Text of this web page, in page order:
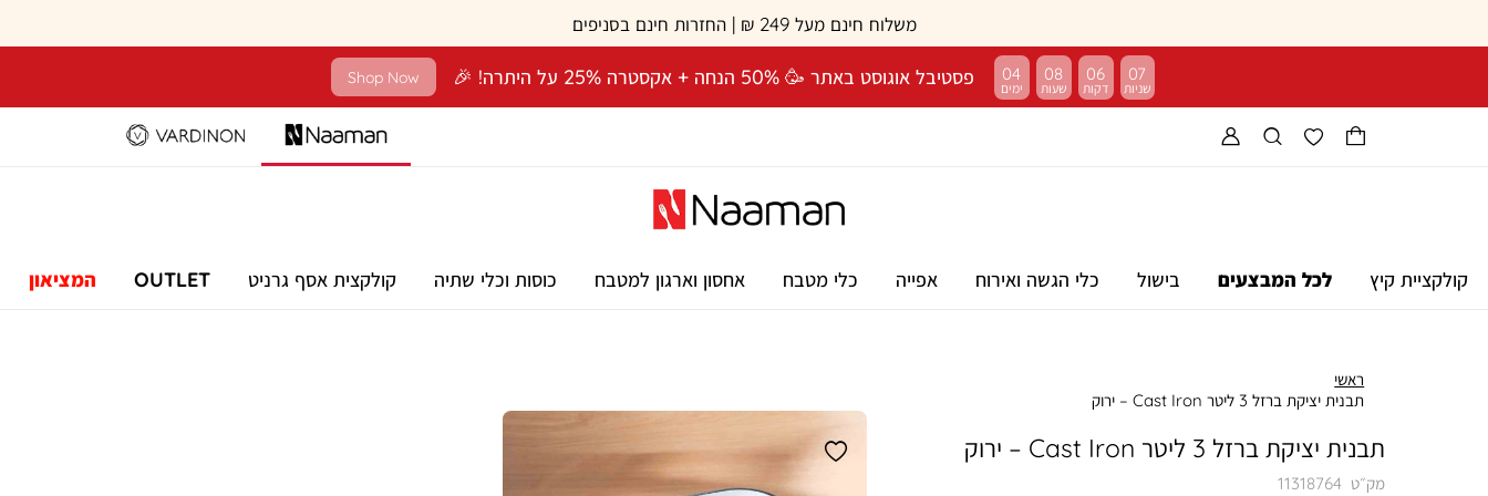
משלוח חינם מעל 249 ₪ | החזרות חינם בסניפים
פסטיבל אוגוסט באתר 🥳 50% הנחה + אקסטרה 25% על היתרה! 🎉 Shop Now 04 08 06 06
קולקציית קיץ לכל המבצעים בישול כלי הגשה ואירוח אפייה כלי מטבח אחסון וארגון למטבח כוסות וכלי שתיה קולקצית אסף גרניט OUTLET המציאון
ראשי
תבנית יציקת ברזל 3 ליטר Cast Iron – ירוק
תבנית יציקת ברזל 3 ליטר Cast Iron – ירוק
מק״ט 11318764